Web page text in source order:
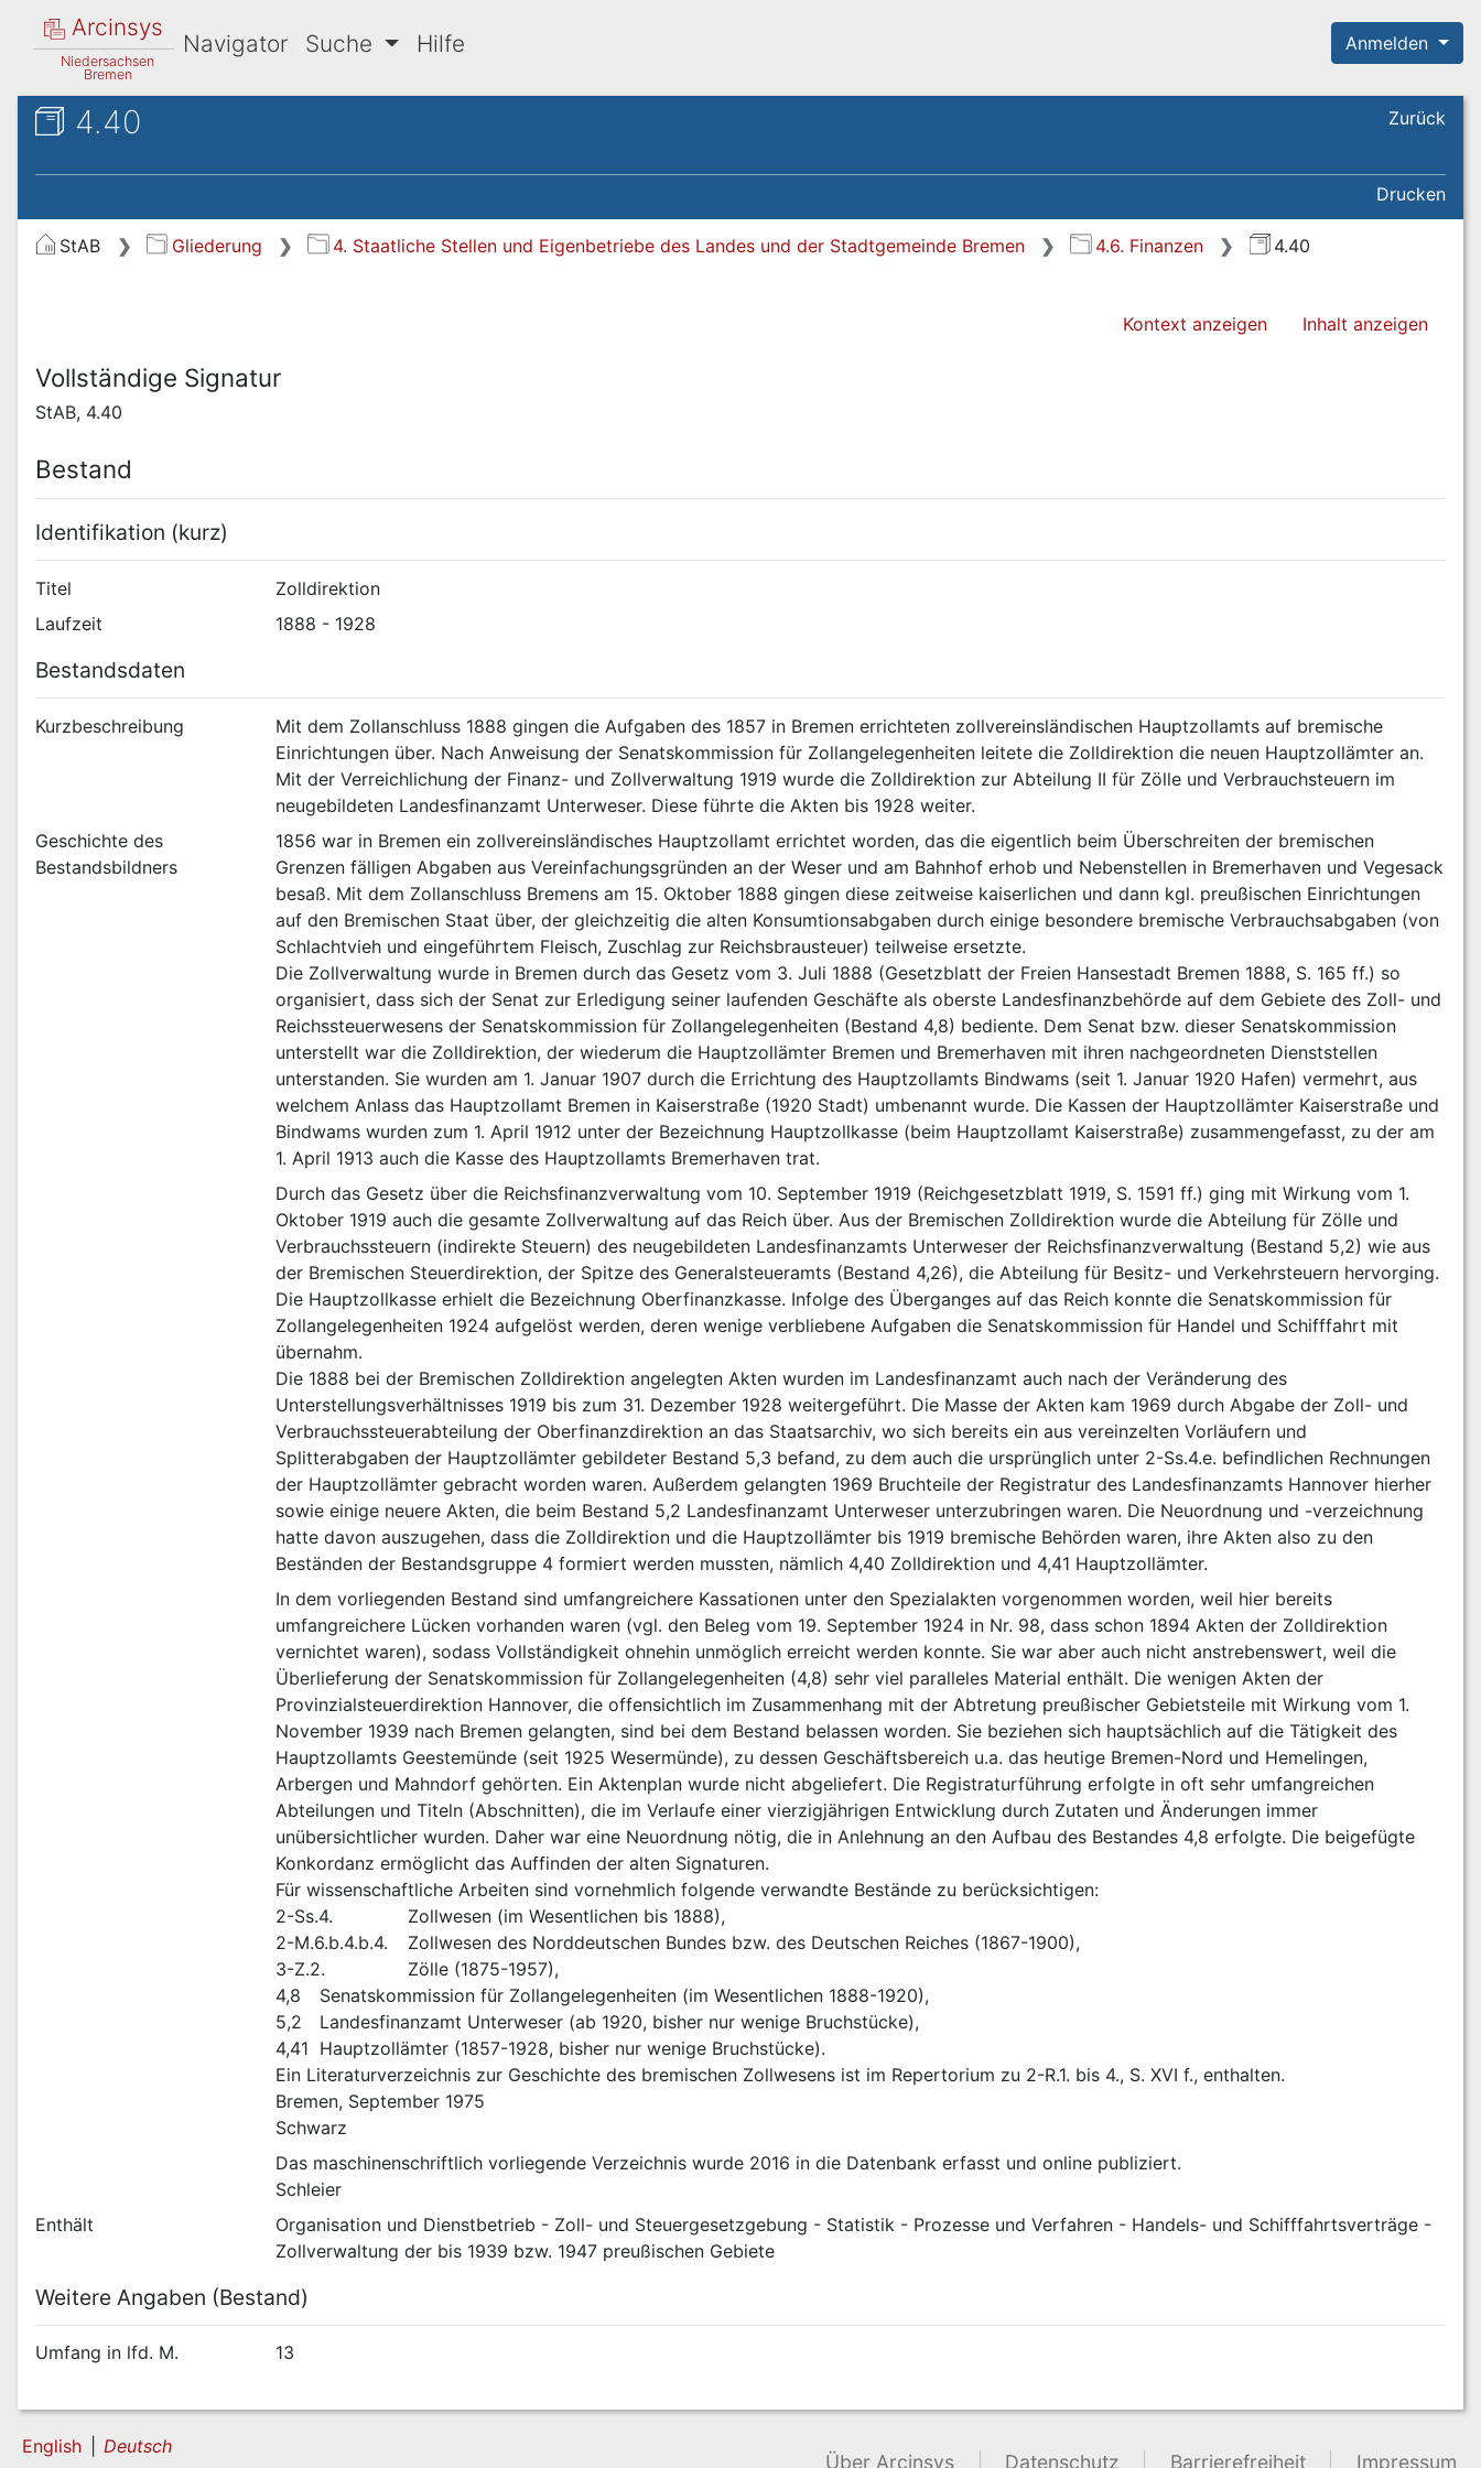
Arcinsys
Niedersachsen
Bremen
Navigator Suche Hilfe Anmelden
4.40 Zurück
Drucken
StAB Gliederung 4. Staatliche Stellen und Eigenbetriebe des Landes und der Stadtgemeinde Bremen 4.6. Finanzen 4.40
Kontext anzeigen Inhalt anzeigen
Vollständige Signatur
StAB, 4.40
Bestand
Identifikation (kurz)
Titel
Zolldirektion
Laufzeit
1888 - 1928
Bestandsdaten
Kurzbeschreibung
Mit dem Zollanschluss 1888 gingen die Aufgaben des 1857 in Bremen errichteten zollvereinsländischen Hauptzollamts auf bremische
Einrichtungen über. Nach Anweisung der Senatskommission für Zollangelegenheiten leitete die Zolldirektion die neuen Hauptzollämter an.
Mit der Verreichlichung der Finanz- und Zollverwaltung 1919 wurde die Zolldirektion zur Abteilung II für Zölle und Verbrauchsteuern im
neugebildeten Landesfinanzamt Unterweser. Diese führte die Akten bis 1928 weiter.
Geschichte des
Bestandsbildners
1856 war in Bremen ein zollvereinsländisches Hauptzollamt errichtet worden, das die eigentlich beim Überschreiten der bremischen
Grenzen fälligen Abgaben aus Vereinfachungsgründen an der Weser und am Bahnhof erhob und Nebenstellen in Bremerhaven und Vegesack
besaß. Mit dem Zollanschluss Bremens am 15. Oktober 1888 gingen diese zeitweise kaiserlichen und dann kgl. preußischen Einrichtungen
auf den Bremischen Staat über, der gleichzeitig die alten Konsumtionsabgaben durch einige besondere bremische Verbrauchsabgaben (von
Schlachtvieh und eingeführtem Fleisch, Zuschlag zur Reichsbrausteuer) teilweise ersetzte.
Die Zollverwaltung wurde in Bremen durch das Gesetz vom 3. Juli 1888 (Gesetzblatt der Freien Hansestadt Bremen 1888, S. 165 ff.) so
organisiert, dass sich der Senat zur Erledigung seiner laufenden Geschäfte als oberste Landesfinanzbehörde auf dem Gebiete des Zoll- und
Reichssteuerwesens der Senatskommission für Zollangelegenheiten (Bestand 4,8) bediente. Dem Senat bzw. dieser Senatskommission
unterstellt war die Zolldirektion, der wiederum die Hauptzollämter Bremen und Bremerhaven mit ihren nachgeordneten Dienststellen
unterstanden. Sie wurden am 1. Januar 1907 durch die Errichtung des Hauptzollamts Bindwams (seit 1. Januar 1920 Hafen) vermehrt, aus
welchem Anlass das Hauptzollamt Bremen in Kaiserstraße (1920 Stadt) umbenannt wurde. Die Kassen der Hauptzollämter Kaiserstraße und
Bindwams wurden zum 1. April 1912 unter der Bezeichnung Hauptzollkasse (beim Hauptzollamt Kaiserstraße) zusammengefasst, zu der am
1. April 1913 auch die Kasse des Hauptzollamts Bremerhaven trat.
Durch das Gesetz über die Reichsfinanzverwaltung vom 10. September 1919 (Reichgesetzblatt 1919, S. 1591 ff.) ging mit Wirkung vom 1.
Oktober 1919 auch die gesamte Zollverwaltung auf das Reich über. Aus der Bremischen Zolldirektion wurde die Abteilung für Zölle und
Verbrauchssteuern (indirekte Steuern) des neugebildeten Landesfinanzamts Unterweser der Reichsfinanzverwaltung (Bestand 5,2) wie aus
der Bremischen Steuerdirektion, der Spitze des Generalsteueramts (Bestand 4,26), die Abteilung für Besitz- und Verkehrsteuern hervorging.
Die Hauptzollkasse erhielt die Bezeichnung Oberfinanzkasse. Infolge des Überganges auf das Reich konnte die Senatskommission für
Zollangelegenheiten 1924 aufgelöst werden, deren wenige verbliebene Aufgaben die Senatskommission für Handel und Schifffahrt mit
übernahm.
Die 1888 bei der Bremischen Zolldirektion angelegten Akten wurden im Landesfinanzamt auch nach der Veränderung des
Unterstellungsverhältnisses 1919 bis zum 31. Dezember 1928 weitergeführt. Die Masse der Akten kam 1969 durch Abgabe der Zoll- und
Verbrauchssteuerabteilung der Oberfinanzdirektion an das Staatsarchiv, wo sich bereits ein aus vereinzelten Vorläufern und
Splitterabgaben der Hauptzollämter gebildeter Bestand 5,3 befand, zu dem auch die ursprünglich unter 2-Ss.4.e. befindlichen Rechnungen
der Hauptzollämter gebracht worden waren. Außerdem gelangten 1969 Bruchteile der Registratur des Landesfinanzamts Hannover hierher
sowie einige neuere Akten, die beim Bestand 5,2 Landesfinanzamt Unterweser unterzubringen waren. Die Neuordnung und -verzeichnung
hatte davon auszugehen, dass die Zolldirektion und die Hauptzollämter bis 1919 bremische Behörden waren, ihre Akten also zu den
Beständen der Bestandsgruppe 4 formiert werden mussten, nämlich 4,40 Zolldirektion und 4,41 Hauptzollämter.
In dem vorliegenden Bestand sind umfangreichere Kassationen unter den Spezialakten vorgenommen worden, weil hier bereits
umfangreichere Lücken vorhanden waren (vgl. den Beleg vom 19. September 1924 in Nr. 98, dass schon 1894 Akten der Zolldirektion
vernichtet waren), sodass Vollständigkeit ohnehin unmöglich erreicht werden konnte. Sie war aber auch nicht anstrebenswert, weil die
Überlieferung der Senatskommission für Zollangelegenheiten (4,8) sehr viel paralleles Material enthält. Die wenigen Akten der
Provinzialsteuerdirektion Hannover, die offensichtlich im Zusammenhang mit der Abtretung preußischer Gebietsteile mit Wirkung vom 1.
November 1939 nach Bremen gelangten, sind bei dem Bestand belassen worden. Sie beziehen sich hauptsächlich auf die Tätigkeit des
Hauptzollamts Geestemünde (seit 1925 Wesermünde), zu dessen Geschäftsbereich u.a. das heutige Bremen-Nord und Hemelingen,
Arbergen und Mahndorf gehörten. Ein Aktenplan wurde nicht abgeliefert. Die Registraturführung erfolgte in oft sehr umfangreichen
Abteilungen und Titeln (Abschnitten), die im Verlaufe einer vierzigjährigen Entwicklung durch Zutaten und Änderungen immer
unübersichtlicher wurden. Daher war eine Neuordnung nötig, die in Anlehnung an den Aufbau des Bestandes 4,8 erfolgte. Die beigefügte
Konkordanz ermöglicht das Auffinden der alten Signaturen.
Für wissenschaftliche Arbeiten sind vornehmlich folgende verwandte Bestände zu berücksichtigen:
2-Ss.4.		Zollwesen (im Wesentlichen bis 1888),
2-M.6.b.4.b.4.	Zollwesen des Norddeutschen Bundes bzw. des Deutschen Reiches (1867-1900),
3-Z.2.		Zölle (1875-1957),
4,8	Senatskommission für Zollangelegenheiten (im Wesentlichen 1888-1920),
5,2	Landesfinanzamt Unterweser (ab 1920, bisher nur wenige Bruchstücke),
4,41	Hauptzollämter (1857-1928, bisher nur wenige Bruchstücke).
Ein Literaturverzeichnis zur Geschichte des bremischen Zollwesens ist im Repertorium zu 2-R.1. bis 4., S. XVI f., enthalten.
Bremen, September 1975
Schwarz
Das maschinenschriftlich vorliegende Verzeichnis wurde 2016 in die Datenbank erfasst und online publiziert.
Schleier
Enthält
Organisation und Dienstbetrieb - Zoll- und Steuergesetzgebung - Statistik - Prozesse und Verfahren - Handels- und Schifffahrtsverträge -
Zollverwaltung der bis 1939 bzw. 1947 preußischen Gebiete
Weitere Angaben (Bestand)
Umfang in lfd. M. 13
English Deutsch
Über Arcinsys Datenschutz Barrierefreiheit Impressum